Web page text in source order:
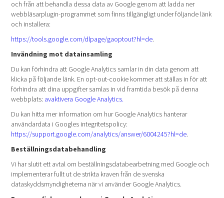
och från att behandla dessa data av Google genom att ladda ner
webbläsarplugin-programmet som finns tillgängligt under följande länk
och installera:
https://tools.google.com/dlpage/gaoptout?hl=de.
Invändning mot datainsamling
Du kan förhindra att Google Analytics samlar in din data genom att
klicka på följande länk. En opt-out-cookie kommer att ställas in för att
förhindra att dina uppgifter samlas in vid framtida besök på denna
webbplats: avaktivera Google Analytics.
Du kan hitta mer information om hur Google Analytics hanterar
användardata i Googles integritetspolicy:
https://support.google.com/analytics/answer/6004245?hl=de.
Beställningsdatabehandling
Vi har slutit ett avtal om beställningsdatabearbetning med Google och
implementerar fullt ut de strikta kraven från de svenska
dataskyddsmyndigheterna när vi använder Google Analytics.